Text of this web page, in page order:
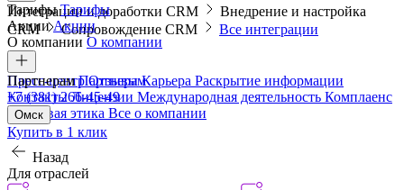
Интеграции и доработки CRM
Внедрение и настройка
CRM
Сопровождение CRM Все интеграции
ТарифыТарифы
АкцииАкции
О компании О компании
Пресс-центрОтзывыКарьера Раскрытие информации
КонтактыЛицензии Международная деятельность Комплаенс
и деловая этика Все о компании
ПартнерамПартнерам
+7 (381) 266-45-49
Омск
Купить в 1 клик
Назад
Для отраслей